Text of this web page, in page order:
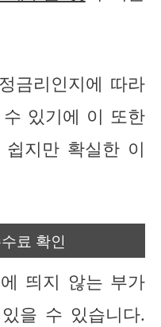
금리인지에 따라
있기에 이 또한
지만 확실한 이
료 확인
띄지 않는 부가
을 수 있습니다.